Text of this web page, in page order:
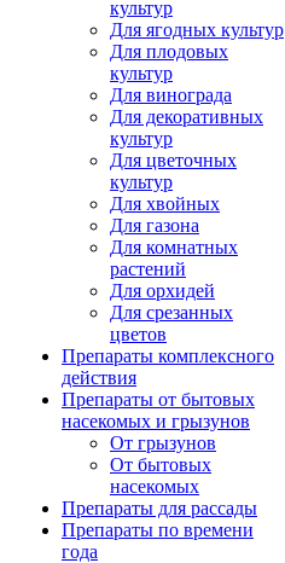
культур
Для ягодных культур
Для плодовых
культур
Для винограда
Для декоративных
культур
Для цветочных
культур
Для хвойных
Для газона
Для комнатных
растений
Для орхидей
Для срезанных
цветов
Препараты комплексного
действия
Препараты от бытовых
насекомых и грызунов
От грызунов
От бытовых
насекомых
Препараты для рассады
Препараты по времени
года